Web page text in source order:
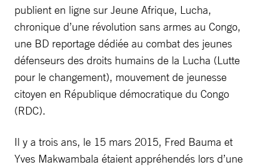
publient en ligne sur Jeune Afrique, Lucha,
chronique d’une révolution sans armes au Congo,
une BD reportage dédiée au combat des jeunes
défenseurs des droits humains de la Lucha (Lutte
pour le changement), mouvement de jeunesse
citoyen en République démocratique du Congo
(RDC).
Il y a trois ans, le 15 mars 2015, Fred Bauma et
Yves Makwambala étaient appréhendés lors d’une